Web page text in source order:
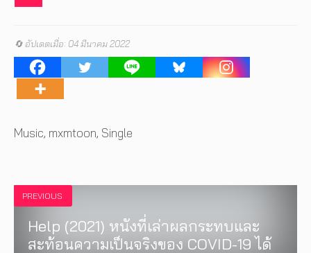
🔄 อัปเดตเมื่อ: 04 มีนาคม 2022
Tags
Music, mxmtoon, Single
PREVIOUS
Help (2021) หนังที่เล่าผลกระทบและ
สะท้อนความเป็นจริงของ COVID-19 ได้